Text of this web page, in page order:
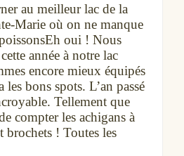
au meilleur lac de la
Marie où on ne manque
oui ! Nous
année à notre lac
encore mieux équipés
les bons spots. L’an passé
Tellement que
compter les achigans à
brochets ! Toutes les